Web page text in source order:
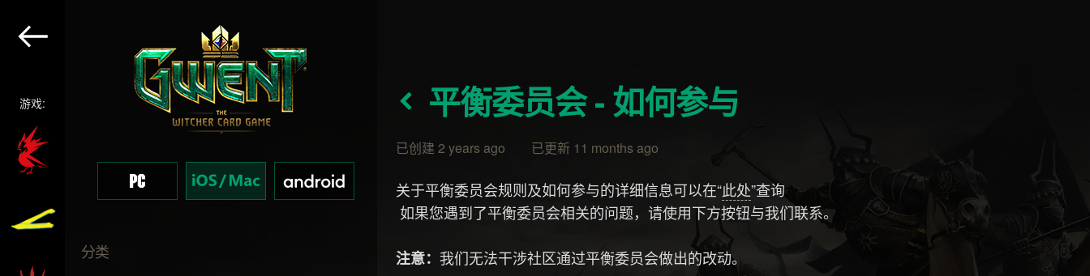
游戏:
分类
平衡委员会 - 如何参与
已创建 2 years ago 已更新 11 months ago
关于平衡委员会规则及如何参与的详细信息可以在“此处”查询
如果您遇到了平衡委员会相关的问题，请使用下方按钮与我们联系。
注意： 我们无法干涉社区通过平衡委员会做出的改动。